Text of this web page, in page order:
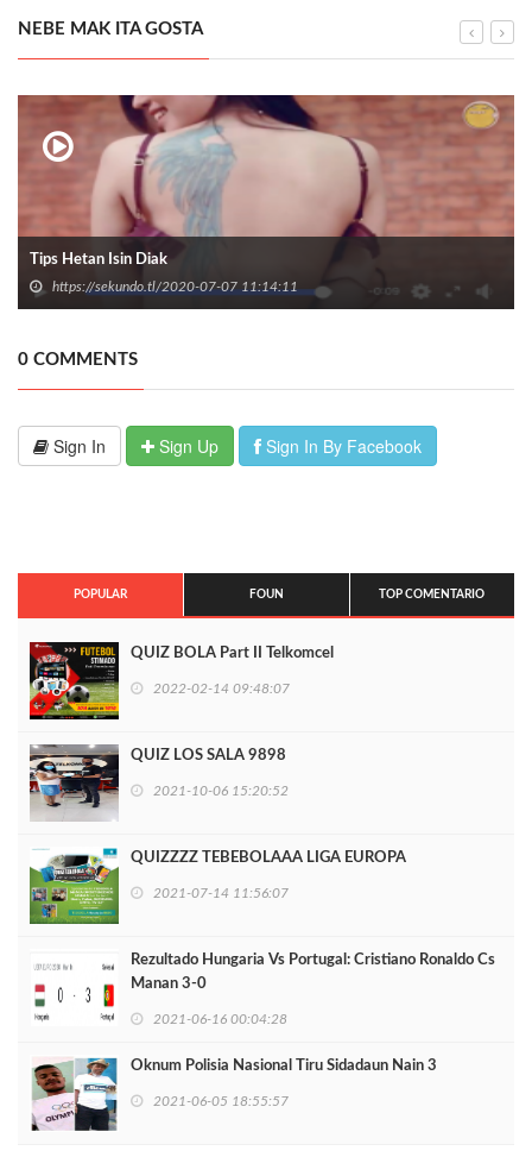
NEBE MAK ITA GOSTA
Tips Hetan Isin Diak
https://sekundo.tl/2020-07-07 11:14:11
0 COMMENTS
Sign In Sign Up Sign In By Facebook
POPULAR FOUN TOP COMENTARIO
QUIZ BOLA Part II Telkomcel
2022-02-14 09:48:07
QUIZ LOS SALA 9898
2021-10-06 15:20:52
QUIZZZZ TEBEBOLAAA LIGA EUROPA
2021-07-14 11:56:07
Rezultado Hungaria Vs Portugal: Cristiano Ronaldo Cs
Manan 3-0
2021-06-16 00:04:28
Oknum Polisia Nasional Tiru Sidadaun Nain 3
2021-06-05 18:55:57